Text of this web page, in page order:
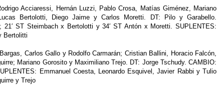
Acciaressi, Hernán Luzzi, Pablo Crosa, Matías Giménez, Mariano
Bertolotti, Diego Jaime y Carlos Moretti. DT: Pilo y Garabello.
ST Steimbach x Bertolotti y 34′ ST Antón x Moretti. SUPLENTES:
Bertolitti
Carlos Gallo y Rodolfo Carmarán; Cristian Ballini, Horacio Falcón,
Mariano Gorosito y Maximiliano Trejo. DT: Jorge Tschudy. CAMBIO:
Emmanuel Coesta, Leonardo Esquivel, Javier Rabbi y Tulio
y Trejo